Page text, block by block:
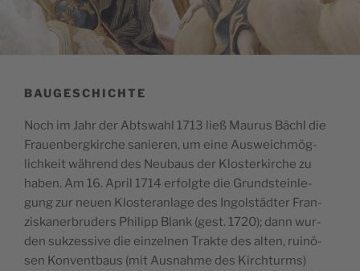
BAUGESCHICHTE
Noch im Jahr der Abts­wahl 1713 ließ Mau­rus Bächl die
Frau­en­berg­kir­che sanie­ren, um eine Aus­weich­mög­
lich­keit wäh­rend des Neu­baus der Klos­ter­kir­che zu
haben. Am 16. April 1714 erfolg­te die Grund­stein­le­
gung zur neu­en Klos­ter­an­la­ge des Ingol­städ­ter Fran­
zis­ka­ner­bru­ders Phil­ipp Blank (gest. 1720); dann wur­
den suk­zes­si­ve die ein­zel­nen Trak­te des alten, rui­nö­
sen Kon­vent­baus (mit Aus­nah­me des Kirch­turms)